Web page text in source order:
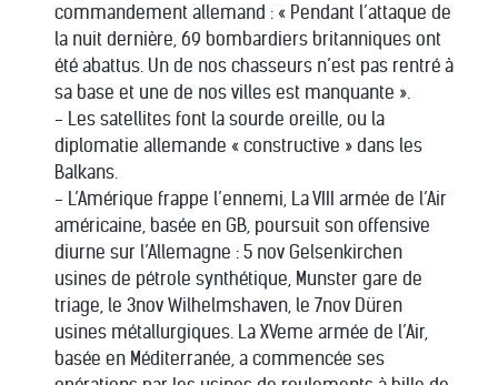
commandement allemand : « Pendant l’attaque de
la nuit dernière, 69 bombardiers britanniques ont
été abattus. Un de nos chasseurs n’est pas rentré à
sa base et une de nos villes est manquante ».
- Les satellites font la sourde oreille, ou la
diplomatie allemande « constructive » dans les
Balkans.
- L’Amérique frappe l’ennemi, La VIII armée de l’Air
américaine, basée en GB, poursuit son offensive
diurne sur l’Allemagne : 5 nov Gelsenkirchen
usines de pétrole synthétique, Munster gare de
triage, le 3nov Wilhelmshaven, le 7nov Düren
usines métallurgiques. La XVeme armée de l’Air,
basée en Méditerranée, a commencée ses